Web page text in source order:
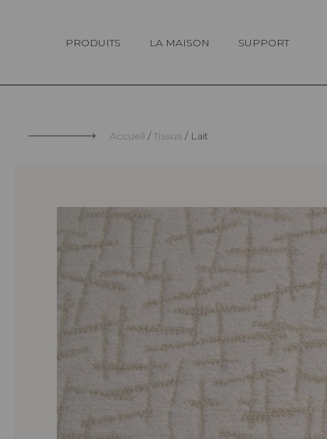
PRODUITS LA MAISON SUPPORT
Accueil Tissus Lait